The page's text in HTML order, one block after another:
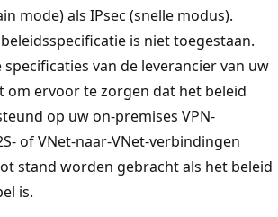
mode) als IPsec (snelle modus).
is niet toegestaan.
specificaties van de leverancier van uw
om ervoor te zorgen dat het beleid
op uw on-premises VPN-
of VNet-naar-VNet-verbindingen
stand worden gebracht als het beleid
is.